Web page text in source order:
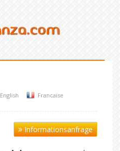
English Francaise
Informationsanfrage